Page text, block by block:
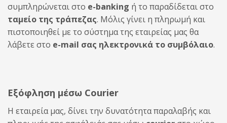
συμπληρώνεται στο e-banking ή το παραδίδεται στο
ταμείο της τράπεζας. Μόλις γίνει η πληρωμή και
πιστοποιηθεί με το σύστημα της εταιρείας μας θα
λάβετε στο e-mail σας ηλεκτρονικά το συμβόλαιο.
Εξόφληση μέσω Courier
Η εταιρεία μας, δίνει την δυνατότητα παραλαβής και